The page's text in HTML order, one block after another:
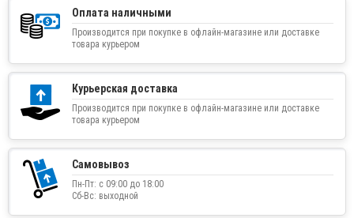
Оплата наличными
Производится при покупке в офлайн-магазине или доставке
товара курьером
Курьерская доставка
Производится при покупке в офлайн-магазине или доставке
товара курьером
Самовывоз
Пн-Пт: с 09:00 до 18:00
Сб-Вс: выходной